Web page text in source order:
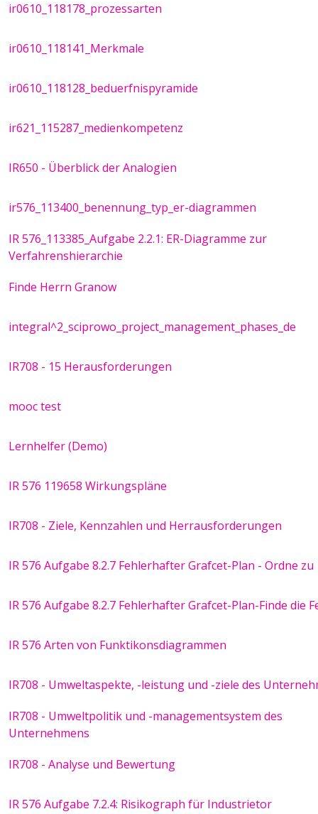
ir0610_118178_prozessarten
ir0610_118141_Merkmale
ir0610_118128_beduerfnispyramide
ir621_115287_medienkompetenz
IR650 - Überblick der Analogien
ir576_113400_benennung_typ_er-diagrammen
IR 576_113385_Aufgabe 2.2.1: ER-Diagramme zur
Verfahrenshierarchie
Finde Herrn Granow
integral^2_sciprowo_project_management_phases_de
IR708 - 15 Herausforderungen
mooc test
Lernhelfer (Demo)
IR 576 119658 Wirkungspläne
IR708 - Ziele, Kennzahlen und Herrausforderungen
IR 576 Aufgabe 8.2.7 Fehlerhafter Grafcet-Plan - Ordne zu
IR 576 Aufgabe 8.2.7 Fehlerhafter Grafcet-Plan-Finde die
IR 576 Arten von Funktikonsdiagrammen
IR708 - Umweltaspekte, -leistung und -ziele des
IR708 - Umweltpolitik und -managementsystem des
Unternehmens
IR708 - Analyse und Bewertung
IR 576 Aufgabe 7.2.4: Risikograph für Industrietor